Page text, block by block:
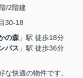
/2階建
30-18
の森 」駅 徒歩18分
パス 」駅 徒歩36分
快適の物件です。